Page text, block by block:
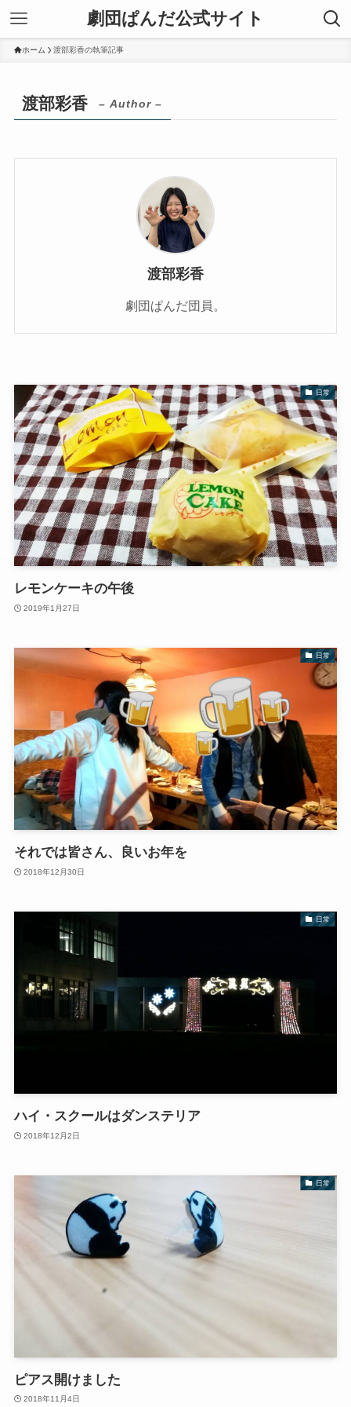
劇団ぱんだ公式サイト
ホーム 渡部彩香の執筆記事
渡部彩香 – Author –
渡部彩香
劇団ぱんだ団員。
日常
レモンケーキの午後
2019年1月27日
日常
それでは皆さん、良いお年を
2018年12月30日
日常
ハイ・スクールはダンステリア
2018年12月2日
日常
ピアス開けました
2018年11月4日